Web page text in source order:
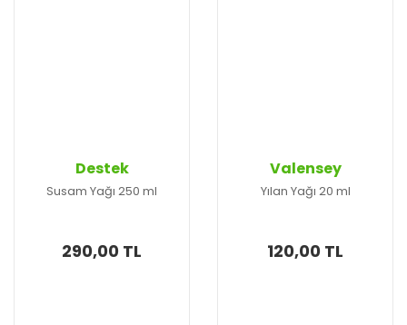
Destek
Susam Yağı 250 ml
290,00 TL
Valensey
Yılan Yağı 20 ml
120,00 TL